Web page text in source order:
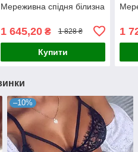
Мереживна спідня білизна
1 645,20₴ 1 828 ₴
Купити
1
–10%